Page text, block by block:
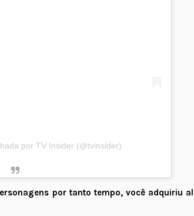
por TV Insider (@tvinsider)
por tanto tempo, você adquiriu